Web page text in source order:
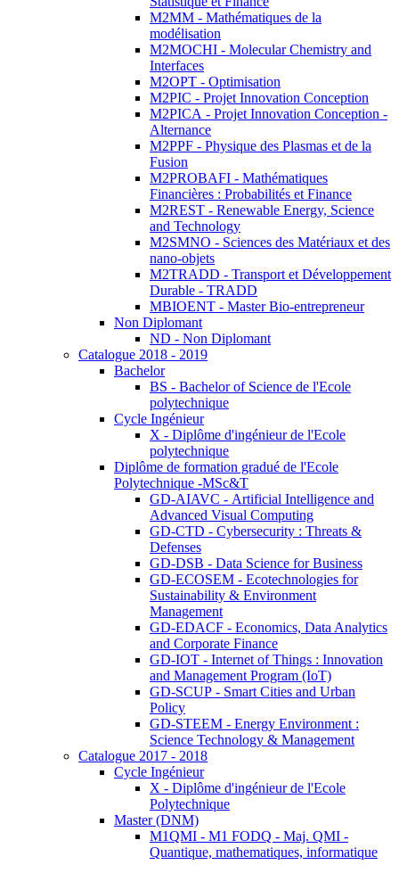
M2MM - Mathématiques de la
modélisation
M2MOCHI - Molecular Chemistry and
Interfaces
M2OPT - Optimisation
M2PIC - Projet Innovation Conception
M2PICA - Projet Innovation Conception -
Alternance
M2PPF - Physique des Plasmas et de la
Fusion
M2PROBAFI - Mathématiques
Financières : Probabilités et Finance
M2REST - Renewable Energy, Science
and Technology
M2SMNO - Sciences des Matériaux et des
nano-objets
M2TRADD - Transport et Développement
Durable - TRADD
MBIOENT - Master Bio-entrepreneur
Non Diplomant
ND - Non Diplomant
Catalogue 2018 - 2019
Bachelor
BS - Bachelor of Science de l'Ecole
polytechnique
Cycle Ingénieur
X - Diplôme d'ingénieur de l'Ecole
polytechnique
Diplôme de formation gradué de l'Ecole
Polytechnique -MSc&T
GD-AIAVC - Artificial Intelligence and
Advanced Visual Computing
GD-CTD - Cybersecurity : Threats &
Defenses
GD-DSB - Data Science for Business
GD-ECOSEM - Ecotechnologies for
Sustainability & Environment
Management
GD-EDACF - Economics, Data Analytics
and Corporate Finance
GD-IOT - Internet of Things : Innovation
and Management Program (IoT)
GD-SCUP - Smart Cities and Urban
Policy
GD-STEEM - Energy Environment :
Science Technology & Management
Catalogue 2017 - 2018
Cycle Ingénieur
X - Diplôme d'ingénieur de l'Ecole
Polytechnique
Master (DNM)
M1QMI - M1 FODQ - Maj. QMI -
Quantique, mathematiques, informatique